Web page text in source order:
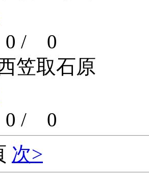
0 / 0
笠取石原
0 / 0
次>